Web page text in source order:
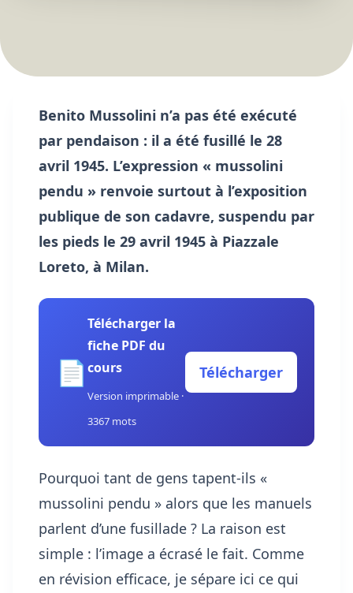
Benito Mussolini n’a pas été exécuté
par pendaison : il a été fusillé le 28
avril 1945. L’expression « mussolini
pendu » renvoie surtout à l’exposition
publique de son cadavre, suspendu par
les pieds le 29 avril 1945 à Piazzale
Loreto, à Milan.
📄
Télécharger la
fiche PDF du
cours
Version imprimable ·
3367 mots
Télécharger
Pourquoi tant de gens tapent-ils «
mussolini pendu » alors que les manuels
parlent d’une fusillade ? La raison est
simple : l’image a écrasé le fait. Comme
en révision efficace, je sépare ici ce qui